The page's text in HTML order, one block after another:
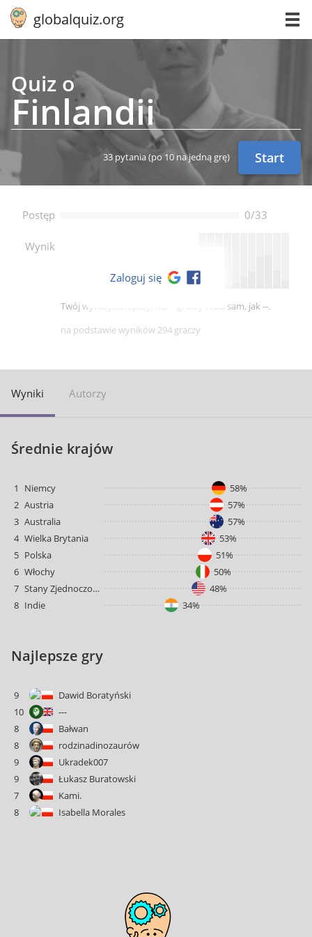
globalquiz.org
Quiz o
Fin­lan­dii
33 pytania (po 10 na jedną grę) Start
Postęp 0/33
Wynik --
Twój wynik jest lepszy, niż -- graczy i taki sam, jak --.
na podstawie wyników 294 graczy
Zaloguj się
Wyniki Autorzy
Średnie krajów
1 Niemcy
58%
2 Austria
57%
3 Australia
57%
4 Wielka Brytania
53%
5 Polska
51%
6 Włochy
50%
7
Stany Zjednoczone
48%
8 Indie 34%
Najlepsze gry
9
Dawid Boratyński
10
---
8
Bałwan
8
rodzinadinozaurów
9
Ukradek007
9
Łukasz Buratowski
7
Kami.
8
Isabella Morales